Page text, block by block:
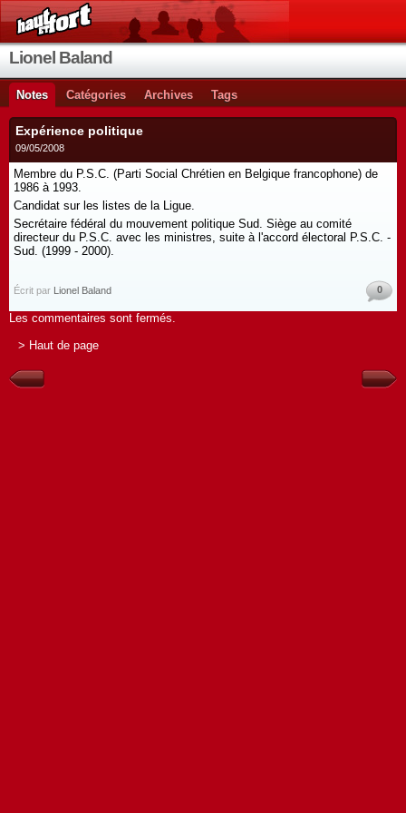
Lionel Baland
Notes Catégories Archives Tags
Expérience politique
09/05/2008
Membre du P.S.C. (Parti Social Chrétien en Belgique francophone) de
1986 à 1993.
Candidat sur les listes de la Ligue.
Secrétaire fédéral du mouvement politique Sud. Siège au comité
directeur du P.S.C. avec les ministres, suite à l'accord électoral P.S.C. -
Sud. (1999 - 2000).
Écrit par Lionel Baland 0
Les commentaires sont fermés.
> Haut de page